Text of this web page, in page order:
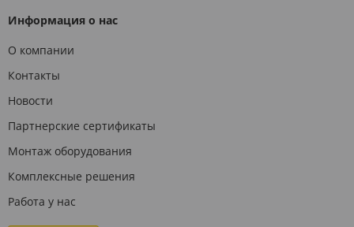
Информация о нас
О компании
Контакты
Новости
Партнерские сертификаты
Монтаж оборудования
Комплексные решения
Работа у нас